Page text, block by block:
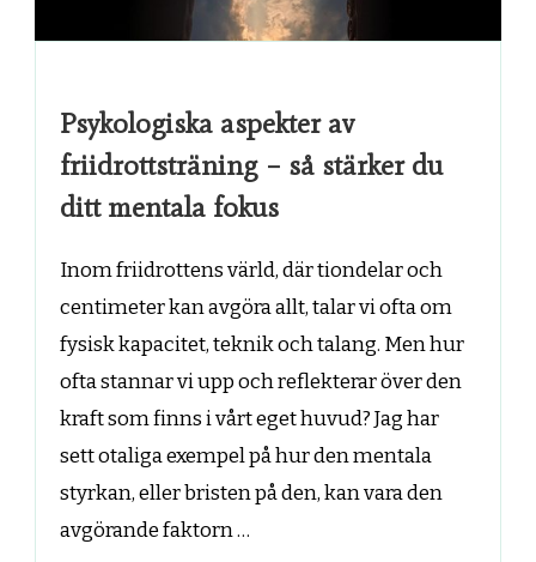
Psykologiska aspekter av
friidrottsträning – så stärker du
ditt mentala fokus
Inom friidrottens värld, där tiondelar och
centimeter kan avgöra allt, talar vi ofta om
fysisk kapacitet, teknik och talang. Men hur
ofta stannar vi upp och reflekterar över den
kraft som finns i vårt eget huvud? Jag har
sett otaliga exempel på hur den mentala
styrkan, eller bristen på den, kan vara den
avgörande faktorn …